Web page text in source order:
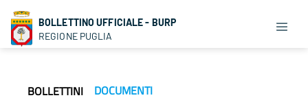
BOLLETTINO UFFICIALE - BURP
REGIONE PUGLIA
BOLLETTINI DOCUMENTI